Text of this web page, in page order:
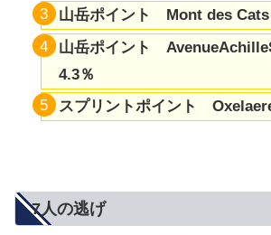
山岳ポイント Mont des
山岳ポイント
4.3％
スプリントポイント
7人の逃げ